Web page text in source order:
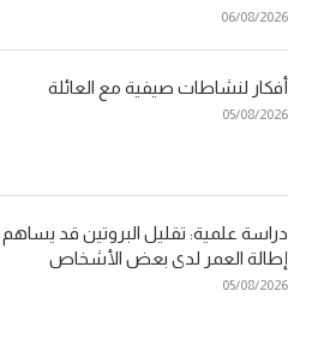
06/08/2026
أفكار لنشاطات صيفية مع العائلة
05/08/2026
دراسة علمية: تقليل البروتين قد
إطالة العمر لدى بعض الأشخاص
05/08/2026